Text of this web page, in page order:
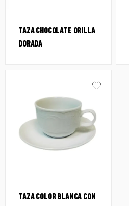
TAZA CHOCOLATE ORILLA
DORADA
TAZA COLOR BLANCA CON